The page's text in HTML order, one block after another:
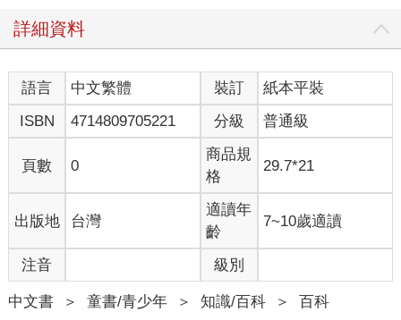
詳細資料
語言 中文繁體 裝訂
紙本平裝
ISBN
4714809705221 分級 普通級
頁數 0
商品規
格
29.7*21
出版地 台灣
適讀年
齡
7~10歲適讀
注音 級別
中文書 ＞ 童書/青少年 ＞ 知識/百科 ＞ 百科